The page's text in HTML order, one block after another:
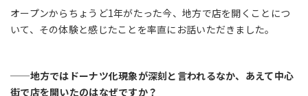
オープンからちょうど1年がたった今、地方で店を開くことにつ
いて、その体験と感じたことを率直にお話いただきました。
──地方ではドーナツ化現象が深刻と言われるなか、あえて中心
街で店を開いたのはなぜですか？